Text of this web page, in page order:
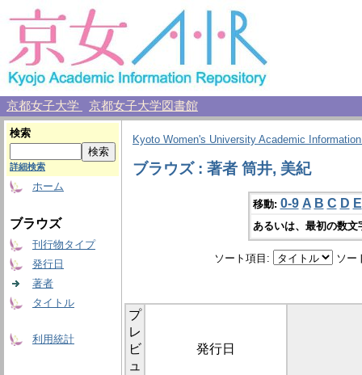
京都女子大学 京都女子大学図書館
検索
詳細検索
ホーム
ブラウズ
刊行物タイプ
発行日
著者
タイトル
利用統計
Kyoto Women's University Academic
ブラウズ : 著者 筒井, 美紀
移動: 0-9 A B C D E
あるいは、最初の数
ソート項目: ソー
プ
レ
ビ
ュ
発行日